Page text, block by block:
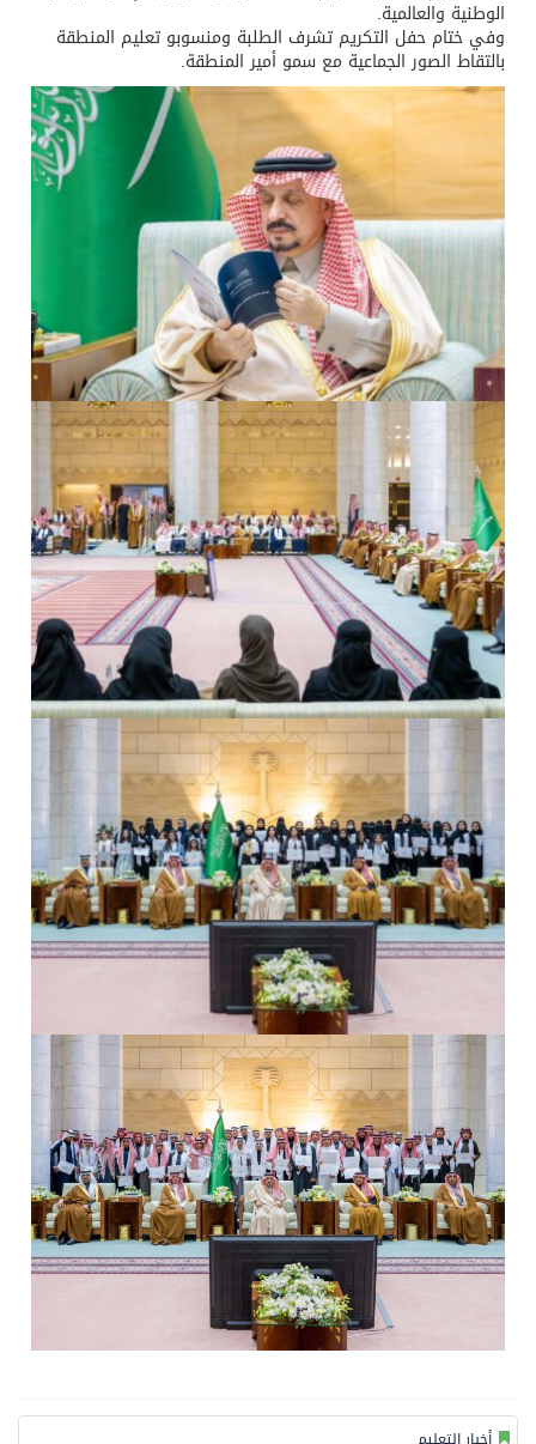
الوطنية والعالمية.
وفي ختام حفل التكريم تشرف الطلبة ومنسوبو تعليم المنطقة
بالتقاط الصور الجماعية مع سمو أمير المنطقة.